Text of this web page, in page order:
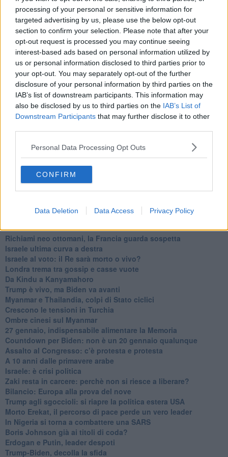
processing of your personal or sensitive information for
targeted advertising by us, please use the below opt-out
section to confirm your selection. Please note that after your
opt-out request is processed you may continue seeing
interest-based ads based on personal information utilized by
us or personal information disclosed to third parties prior to
your opt-out. You may separately opt-out of the further
disclosure of your personal information by third parties on the
IAB’s list of downstream participants. This information may
also be disclosed by us to third parties on the IAB’s List of
Downstream Participants that may further disclose it to other
Personal Data Processing Opt Outs
CONFIRM
Data Deletion Data Access Privacy Policy
La questione Ucraina
Cipro, un ponte dove si mischiano le culture
Una vigilia di Natale per un nuovo Rais
La questione israelo-palestinese ignorata dal G20
Erdogan continua a sfidare l'Occidente
Libano, collasso economico e guerra civile
Johnson, da Trump a Biden alla Brexit
L'AUKUS e il Quad
Biden, primo presidente USA non in guerra
Papa Bergoglio vedrà Viktor Orbán
Bennet, un giorno in attesa di Biden
Il ritorno dei talebani
Usa di nuovo al centro della geopolitica internazionale
L’appuntamento di Israele con il cambiamento
La farsa delle elezioni in Siria
In Medioriente non ci sono favole, solo realtà
Biden chiama ma Netanyahu non risponde
La forza di Boris Johnson
Biden nuovo alleato armeno contro la Turchia
Mar Mediterraneo cimitero silente
Richiami neo ottomani, la Francia guarda sospetta
Israele ultima curva a destra
Israele al voto: il Re sarà morto o vivo?
Londra trema tra gossip e casse vuote
Da Kindu a Kanyamahoro
Trump è vivo, ma Biden va avanti
Myanmar e Thailandia, colpi di Stato ciclici
Crescono le tensioni in Turchia
Ombre cinesi sul Myanmar
27 gennaio, indispensabile alimentare la Memoria
Countdown per Biden: non è un 20 gennaio qualunque
Assalto al Congresso: c’è protesta e protesta
A 10 anni dalle primavere arabe
Israele: è crisi politica
Zaki resta in carcere: perchè non si riesce a liberare?
Bilancio: Europa alla prova del nove
Trump agli sgoccioli: si riapre la politica estera USA
Morto Erekat, il percorso di pace perde un vero leader
In Nigeria si torna a combattere una SARS
Boris Johnson già ai titoli di coda?
Erdogan e Putin, leader despoti
Trump-Biden, decolla la sfida